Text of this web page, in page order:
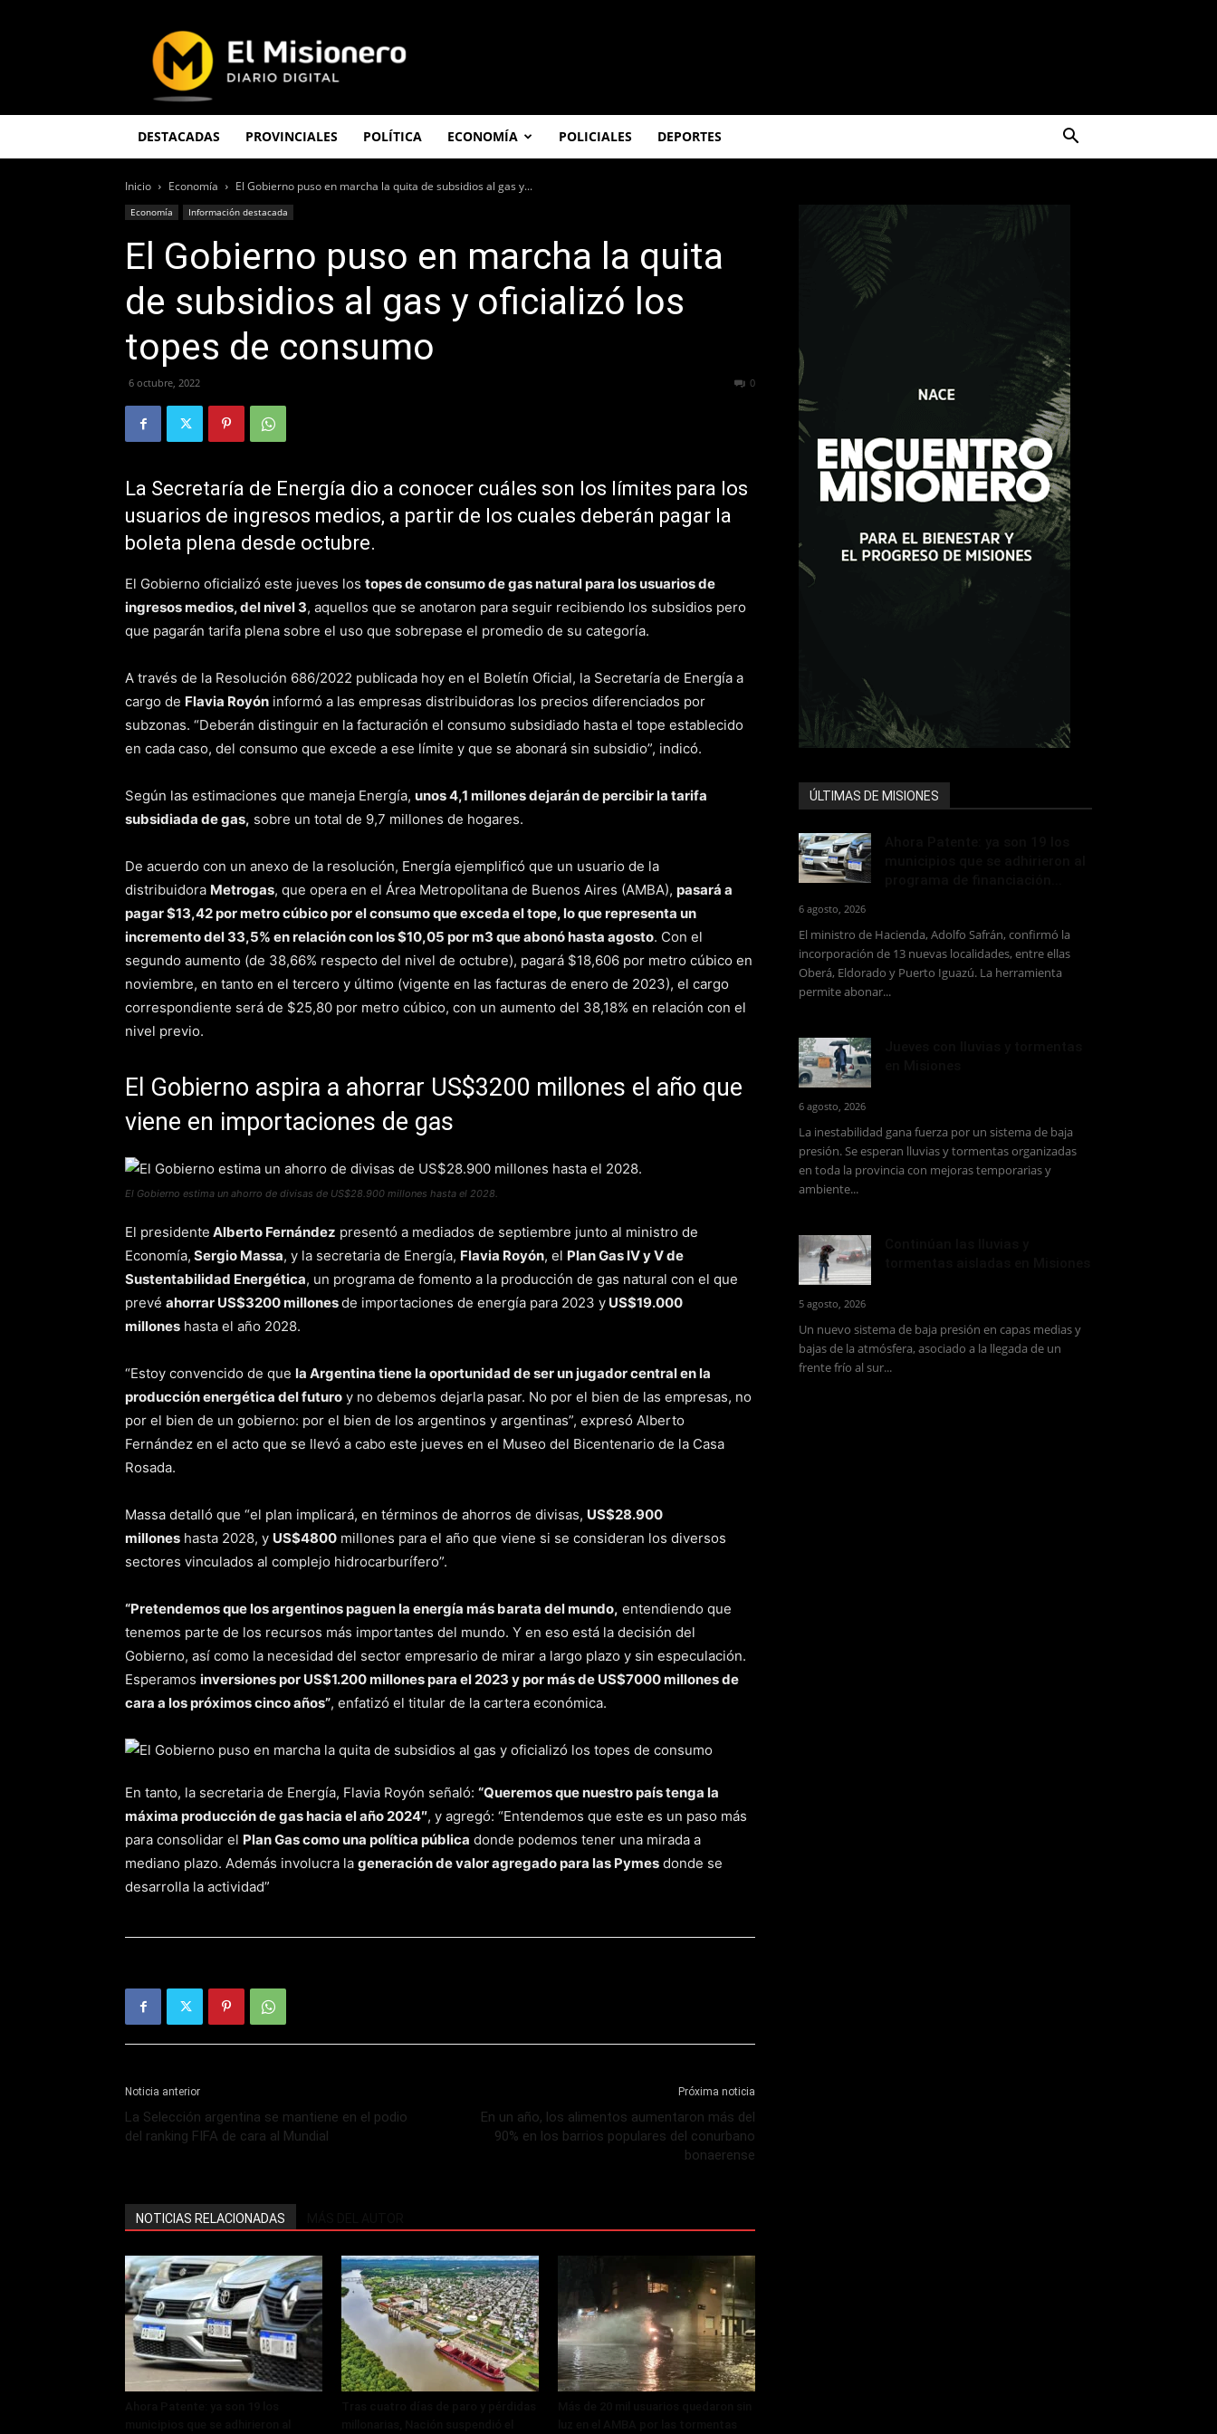
Misionero
DESTACADAS PROVINCIALES POLÍTICA ECONOMÍA POLICIALES DEPORTES
Inicio Economía El Gobierno puso en marcha la quita de subsidios al gas y...
Economía Información destacada
El Gobierno puso en marcha la quita
de subsidios al gas y oficializó los
topes de consumo
6 octubre, 2022 0
La Secretaría de Energía dio a conocer cuáles son los límites para los
usuarios de ingresos medios, a partir de los cuales deberán pagar la
boleta plena desde octubre.
El Gobierno oficializó este jueves los topes de consumo de gas natural para los usuarios de
ingresos medios, del nivel 3, aquellos que se anotaron para seguir recibiendo los subsidios pero
que pagarán tarifa plena sobre el uso que sobrepase el promedio de su categoría.
A través de la Resolución 686/2022 publicada hoy en el Boletín Oficial, la Secretaría de Energía a
cargo de Flavia Royón informó a las empresas distribuidoras los precios diferenciados por
subzonas. “Deberán distinguir en la facturación el consumo subsidiado hasta el tope establecido
en cada caso, del consumo que excede a ese límite y que se abonará sin subsidio”, indicó.
Según las estimaciones que maneja Energía, unos 4,1 millones dejarán de percibir la tarifa
subsidiada de gas, sobre un total de 9,7 millones de hogares.
De acuerdo con un anexo de la resolución, Energía ejemplificó que un usuario de la
distribuidora Metrogas, que opera en el Área Metropolitana de Buenos Aires (AMBA), pasará a
pagar $13,42 por metro cúbico por el consumo que exceda el tope, lo que representa un
incremento del 33,5% en relación con los $10,05 por m3 que abonó hasta agosto. Con el
segundo aumento (de 38,66% respecto del nivel de octubre), pagará $18,606 por metro cúbico en
noviembre, en tanto en el tercero y último (vigente en las facturas de enero de 2023), el cargo
correspondiente será de $25,80 por metro cúbico, con un aumento del 38,18% en relación con el
nivel previo.
El Gobierno aspira a ahorrar US$3200 millones el año que
viene en importaciones de gas
El Gobierno estima un ahorro de divisas de US$28.900 millones hasta el 2028.
El presidente Alberto Fernández presentó a mediados de septiembre junto al ministro de
Economía, Sergio Massa, y la secretaria de Energía, Flavia Royón, el Plan Gas IV y V de
Sustentabilidad Energética, un programa de fomento a la producción de gas natural con el que
prevé ahorrar US$3200 millonesde importaciones de energía para 2023 y US$19.000
millones hasta el año 2028.
“Estoy convencido de que la Argentina tiene la oportunidad de ser un jugador central en la
producción energética del futuro y no debemos dejarla pasar. No por el bien de las empresas, no
por el bien de un gobierno: por el bien de los argentinos y argentinas”, expresó Alberto
Fernández en el acto que se llevó a cabo este jueves en el Museo del Bicentenario de la Casa
Rosada.
Massa detalló que “el plan implicará, en términos de ahorros de divisas, US$28.900
millones hasta 2028, y US$4800 millones para el año que viene si se consideran los diversos
sectores vinculados al complejo hidrocarburífero”.
“Pretendemos que los argentinos paguen la energía más barata del mundo, entendiendo que
tenemos parte de los recursos más importantes del mundo. Y en eso está la decisión del
Gobierno, así como la necesidad del sector empresario de mirar a largo plazo y sin especulación.
Esperamos inversiones por US$1.200 millones para el 2023 y por más de US$7000 millones de
cara a los próximos cinco años”, enfatizó el titular de la cartera económica.
En tanto, la secretaria de Energía, Flavia Royón señaló: “Queremos que nuestro país tenga la
máxima producción de gas hacia el año 2024″, y agregó: “Entendemos que este es un paso más
para consolidar el Plan Gas como una política pública donde podemos tener una mirada a
mediano plazo. Además involucra la generación de valor agregado para las Pymes donde se
desarrolla la actividad”
Noticia anterior
La Selección argentina se mantiene en el podio
del ranking FIFA de cara al Mundial
Próxima noticia
En un año, los alimentos aumentaron más del
90% en los barrios populares del conurbano
bonaerense
NOTICIAS RELACIONADAS
ÚLTIMAS DE MISIONES
6 agosto, 2026
El ministro de Hacienda, Adolfo Safrán, confirmó la
incorporación de 13 nuevas localidades, entre ellas
Oberá, Eldorado y Puerto Iguazú. La herramienta
permite abonar...
6 agosto, 2026
La inestabilidad gana fuerza por un sistema de baja
presión. Se esperan lluvias y tormentas organizadas
en toda la provincia con mejoras temporarias y
ambiente...
5 agosto, 2026
Un nuevo sistema de baja presión en capas medias y
bajas de la atmósfera, asociado a la llegada de un
frente frío al sur...